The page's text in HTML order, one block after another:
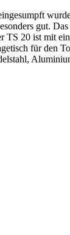
gut.
20 ist mit
für den